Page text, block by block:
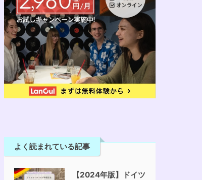
よく読まれている記事
【2024年版】ドイツ